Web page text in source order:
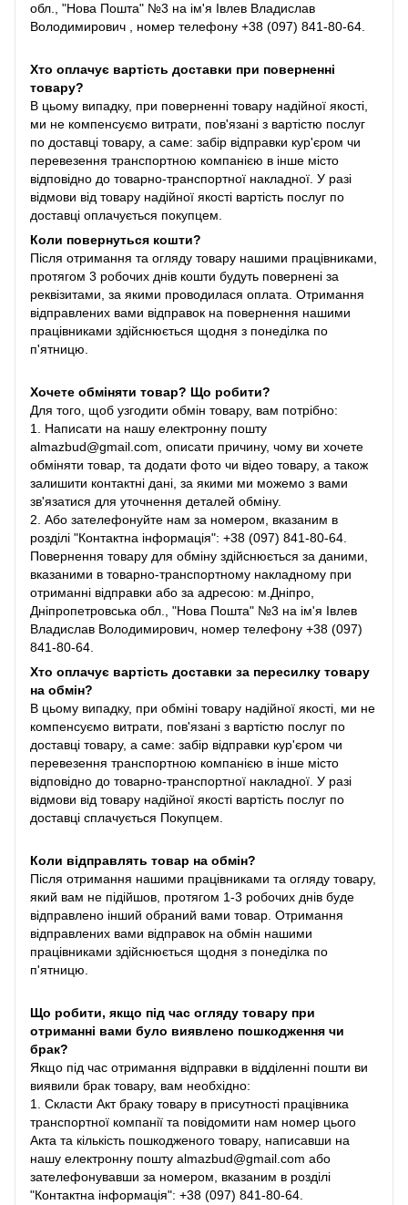
обл., "Нова Пошта" №3 на ім'я Івлев Владислав
Володимирович , номер телефону +38 (097) 841-80-64.
Хто оплачує вартість доставки при поверненні
товару?
В цьому випадку, при поверненні товару надійної якості,
ми не компенсуємо витрати, пов'язані з вартістю послуг
по доставці товару, а саме: забір відправки кур'єром чи
перевезення транспортною компанією в інше місто
відповідно до товарно-транспортної накладної. У разі
відмови від товару надійної якості вартість послуг по
доставці оплачується покупцем.
Коли повернуться кошти?
Після отримання та огляду товару нашими працівниками,
протягом 3 робочих днів кошти будуть повернені за
реквізитами, за якими проводилася оплата. Отримання
відправлених вами відправок на повернення нашими
працівниками здійснюється щодня з понеділка по
п'ятницю.
Хочете обміняти товар? Що робити?
Для того, щоб узгодити обмін товару, вам потрібно:
1. Написати на нашу електронну пошту
almazbud@gmail.com, описати причину, чому ви хочете
обміняти товар, та додати фото чи відео товару, а також
залишити контактні дані, за якими ми можемо з вами
зв'язатися для уточнення деталей обміну.
2. Або зателефонуйте нам за номером, вказаним в
розділі "Контактна інформація": +38 (097) 841-80-64.
Повернення товару для обміну здійснюється за даними,
вказаними в товарно-транспортному накладному при
отриманні відправки або за адресою: м.Дніпро,
Дніпропетровська обл., "Нова Пошта" №3 на ім'я Івлев
Владислав Володимирович, номер телефону +38 (097)
841-80-64.
Хто оплачує вартість доставки за пересилку товару
на обмін?
В цьому випадку, при обміні товару надійної якості, ми не
компенсуємо витрати, пов'язані з вартістю послуг по
доставці товару, а саме: забір відправки кур'єром чи
перевезення транспортною компанією в інше місто
відповідно до товарно-транспортної накладної. У разі
відмови від товару надійної якості вартість послуг по
доставці сплачується Покупцем.
Коли відправлять товар на обмін?
Після отримання нашими працівниками та огляду товару,
який вам не підійшов, протягом 1-3 робочих днів буде
відправлено інший обраний вами товар. Отримання
відправлених вами відправок на обмін нашими
працівниками здійснюється щодня з понеділка по
п'ятницю.
Що робити, якщо під час огляду товару при
отриманні вами було виявлено пошкодження чи
брак?
Якщо під час отримання відправки в відділенні пошти ви
виявили брак товару, вам необхідно:
1. Скласти Акт браку товару в присутності працівника
транспортної компанії та повідомити нам номер цього
Акта та кількість пошкодженого товару, написавши на
нашу електронну пошту almazbud@gmail.com або
зателефонувавши за номером, вказаним в розділі
"Контактна інформація": +38 (097) 841-80-64.